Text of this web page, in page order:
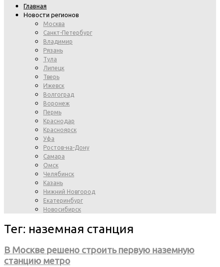
Главная
Новости регионов
Москва
Санкт-Петербург
Владимир
Рязань
Тула
Липецк
Тверь
Ижевск
Волгоград
Воронеж
Пермь
Краснодар
Красноярск
Уфа
Ростов-на-Дону
Самара
Омск
Челябинск
Казань
Нижний Новгород
Екатеринбург
Новосибирск
Тег: наземная станция
В Москве решено строить первую наземную
станцию метро